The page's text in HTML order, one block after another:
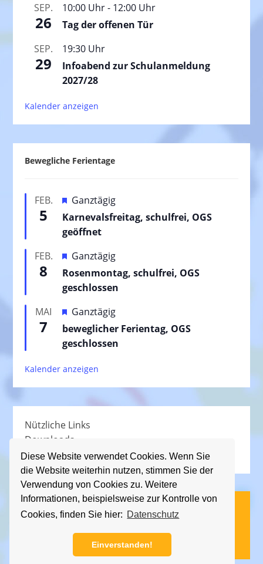
Diese Website verwendet Cookies. Wenn Sie
die Website weiterhin nutzen, stimmen Sie der
Verwendung von Cookies zu. Weitere
Informationen, beispielsweise zur Kontrolle von
Cookies, finden Sie hier: Datenschutz
Einverstanden!
SEP.
26
10:00 Uhr- 12:00 Uhr
Tag der offenen Tür
SEP.
29
19:30 Uhr
Infoabend zur Schulanmeldung
2027/28
Kalender anzeigen
Bewegliche Ferientage
FEB.
5
H
e
r
o
r
g
h
o
b
n
Ganztägig
Karnevalsfreitag, schulfrei, OGS
geöffnet
FEB.
8
H
e
r
o
r
g
h
o
n
Ganztägig
Rosenmontag, schulfrei, OGS
geschlossen
MAI
7
H
e
r
o
r
h
o
b
e
n
Ganztägig
beweglicher Ferientag, OGS
geschlossen
Kalender anzeigen
Nützliche Links
Downloads
Schullied
Impressum|Datenschutz